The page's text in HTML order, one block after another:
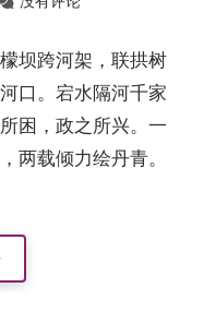
坝跨河架，联拱树
口。宕水隔河千家
困，政之所兴。一
两载倾力绘丹青。